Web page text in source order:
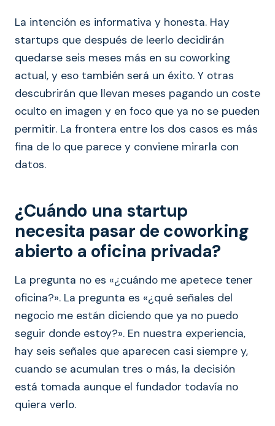
La intención es informativa y honesta. Hay
startups que después de leerlo decidirán
quedarse seis meses más en su coworking
actual, y eso también será un éxito. Y otras
descubrirán que llevan meses pagando un coste
oculto en imagen y en foco que ya no se pueden
permitir. La frontera entre los dos casos es más
fina de lo que parece y conviene mirarla con
datos.
¿Cuándo una startup
necesita pasar de coworking
abierto a oficina privada?
La pregunta no es «¿cuándo me apetece tener
oficina?». La pregunta es «¿qué señales del
negocio me están diciendo que ya no puedo
seguir donde estoy?». En nuestra experiencia,
hay seis señales que aparecen casi siempre y,
cuando se acumulan tres o más, la decisión
está tomada aunque el fundador todavía no
quiera verlo.